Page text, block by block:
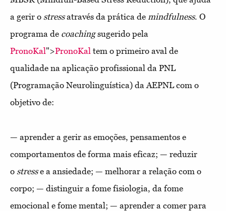
a gerir o stressatravés da prática de mindfulness. O
programa de coachingsugerido pela
PronoKal">PronoKal tem o primeiro aval de
qualidade na aplicação profissional da PNL
(Programação Neurolinguística) da AEPNL com o
objetivo de:
— aprender a gerir as emoções, pensamentos e
comportamentos de forma mais eficaz; — reduzir
o stresse a ansiedade; — melhorar a relação com o
corpo; — distinguir a fome fisiologia, da fome
emocional e fome mental; — aprender a comer para